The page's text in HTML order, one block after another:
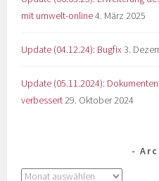
mit umwelt-online4. März 2025
Update (04.12.24): Bugfix3.
Update (05.11.2024):
verbessert29. Oktober 2024